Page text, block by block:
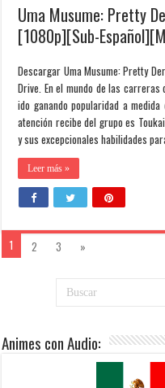
Uma Musume: Pretty
[1080p][Sub-
Descargar Uma Musume: Pretty
Drive. En el mundo de las
ido ganando popularidad a
atención recibe del grupo es
y sus excepcionales habilidades
Leer más »
1 2 3 »
Animes con Audio: